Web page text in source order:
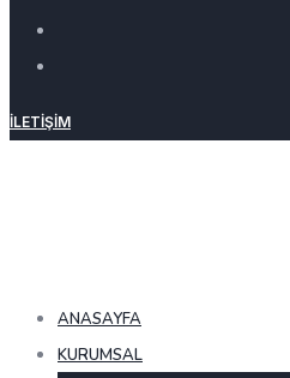
İLETIŞIM
ANASAYFA
KURUMSAL